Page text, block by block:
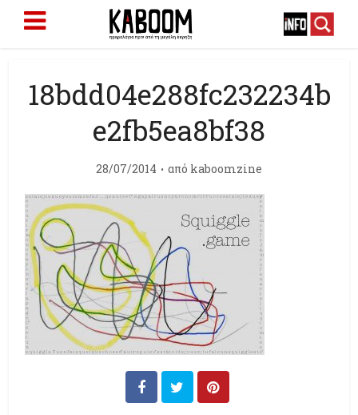
18bdd04e288fc232234b
e2fb5ea8bf38
28/07/2014 από kaboomzine